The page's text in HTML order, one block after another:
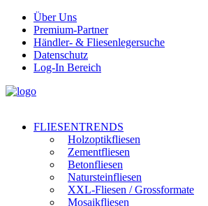
Über Uns
Premium-Partner
Händler- & Fliesenlegersuche
Datenschutz
Log-In Bereich
FLIESENTRENDS
Holzoptikfliesen
Zementfliesen
Betonfliesen
Natursteinfliesen
XXL-Fliesen / Grossformate
Mosaikfliesen